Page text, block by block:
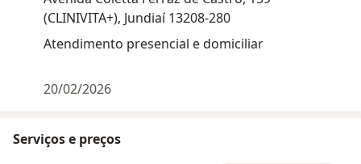
(CLINIVITA+), Jundiaí 13208-280
Atendimento presencial e domiciliar
20/02/2026
Serviços e preços